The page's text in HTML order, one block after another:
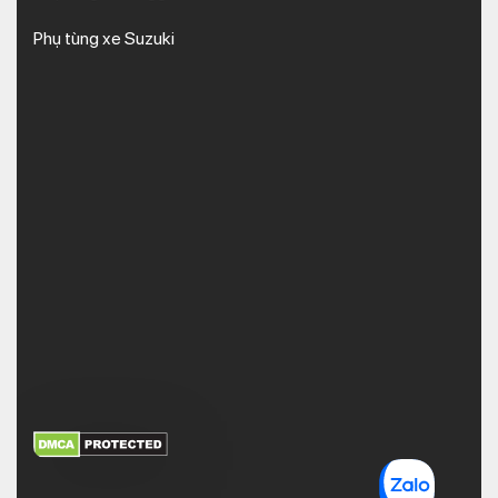
từ bộ nhông truyền bánh sau (hay còn gọi là hú láp) là phức tạp
và khó khắc phục nhất. Bộ láp trên xe SH 350i 2022 nói riêng
và xe tay ga nói chung là hệ thống một loạt bánh răng lớn nhỏ
Phụ tùng xe Suzuki
XEM THÊM